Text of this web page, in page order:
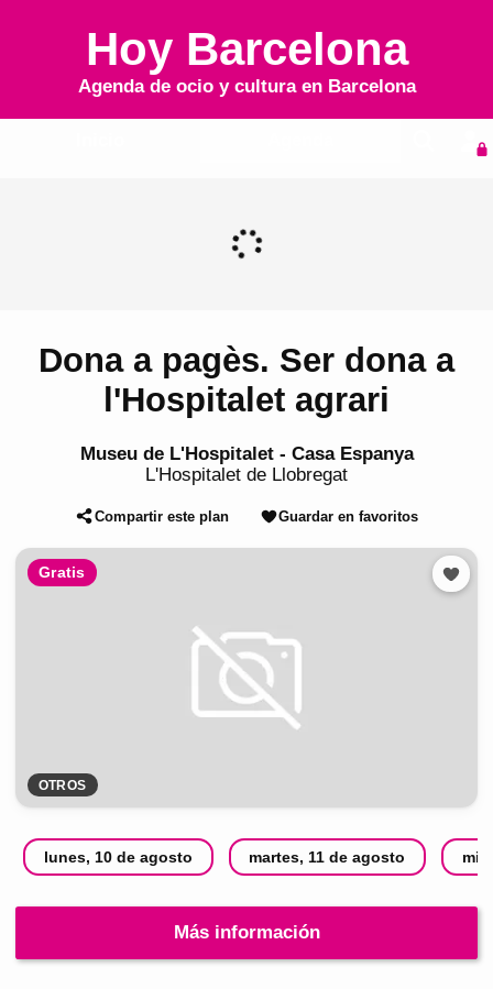
Hoy Barcelona
Agenda de ocio y cultura en Barcelona
Dona a pagès. Ser dona a
l'Hospitalet agrari
Museu de L'Hospitalet - Casa Espanya
L'Hospitalet de Llobregat
Compartir este plan Guardar en favoritos
Gratis
OTROS
lunes, 10 de agosto martes, 11 de agosto
Más información